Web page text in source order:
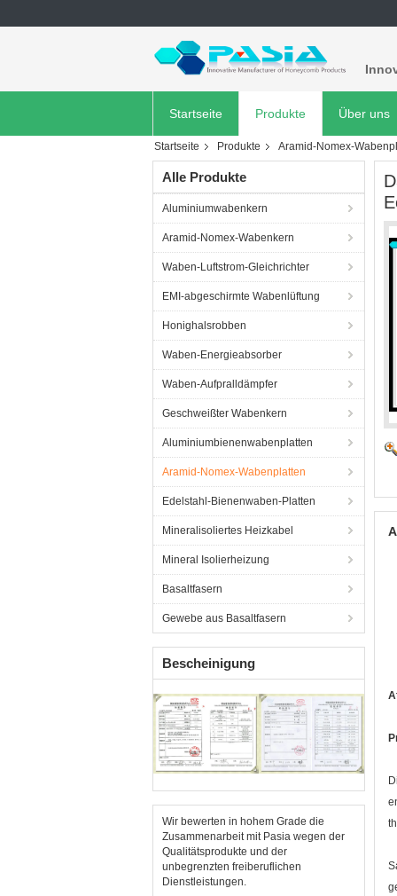
Startseite Produkte Über uns
Startseite Produkte Aramid-Nomex-
Alle Produkte
Aluminiumwabenkern
Aramid-Nomex-Wabenkern
Waben-Luftstrom-Gleichrichter
EMI-abgeschirmte Wabenlüftung
Honighalsrobben
Waben-Energieabsorber
Waben-Aufpralldämpfer
Geschweißter Wabenkern
Aluminiumbienenwabenplatten
Aramid-Nomex-Wabenplatten
Edelstahl-Bienenwaben-Platten
Mineralisoliertes Heizkabel
Mineral Isolierheizung
Basaltfasern
Gewebe aus Basaltfasern
Bescheinigung
Wir bewerten in hohem Grade die
Zusammenarbeit mit Pasia wegen der
Qualitätsprodukte und der
unbegrenzten freiberuflichen
Dienstleistungen.